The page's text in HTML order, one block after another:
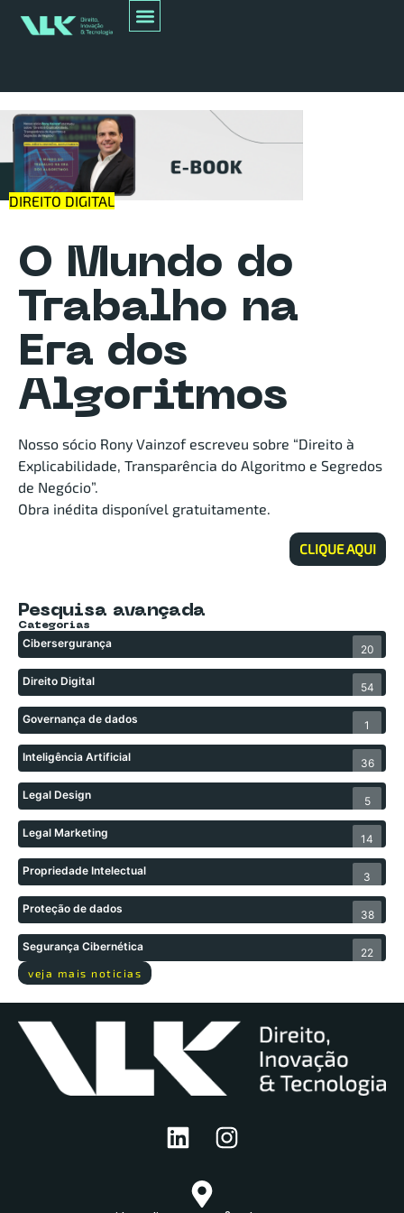
DIREITO DIGITAL
O Mundo do
Trabalho na
Era dos
Algoritmos
Nosso sócio Rony Vainzof escreveu sobre “Direito à
Explicabilidade, Transparência do Algoritmo e Segredos
de Negócio”.
Obra inédita disponível gratuitamente.
CLIQUE AQUI
Pesquisa avançada
Categorias
Cibersergurança 20
Direito Digital 54
Governança de dados 1
Inteligência Artificial 36
Legal Design 5
Legal Marketing 14
Propriedade Intelectual 3
Proteção de dados 38
Segurança Cibernética 22
veja mais noticias